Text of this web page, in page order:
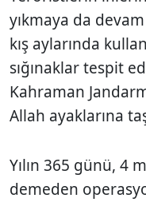
yıkmaya da
kış aylarında
sığınaklar tespit
Kahraman
Allah ayaklarına
Yılın 365 günü, 4
demeden